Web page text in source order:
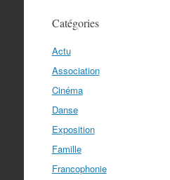
Catégories
Actu
Association
Cinéma
Danse
Exposition
Famille
Francophonie